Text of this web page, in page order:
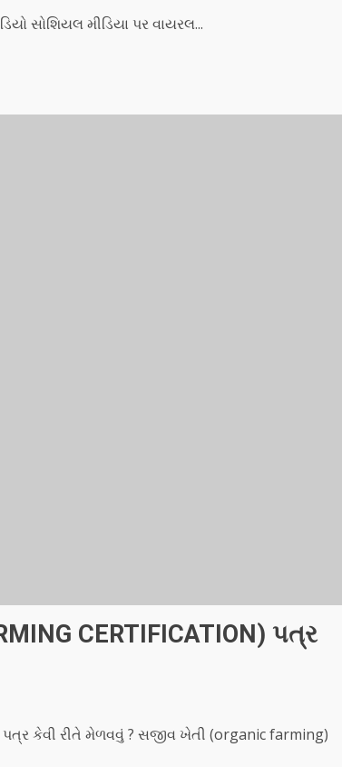
સોશિયલ મીડિયા પર વાયરલ...
CERTIFICATION) પત્ર
કેવી રીતે મેળવવું ? સજીવ ખેતી (organic farming)